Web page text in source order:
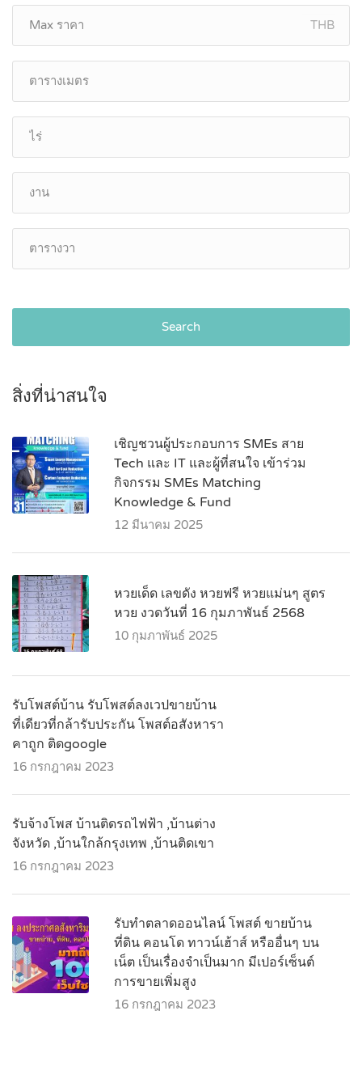
THB
Search
สิ่งที่น่าสนใจ
เชิญชวนผู้ประกอบการ SMEs สาย
Tech และ IT และผู้ที่สนใจ เข้าร่วม
กิจกรรม SMEs Matching
Knowledge & Fund
12 มีนาคม 2025
หวยเด็ด เลขดัง หวยฟรี หวยแม่นๆ สูตร
หวย งวดวันที่ 16 กุมภาพันธ์ 2568
10 กุมภาพันธ์ 2025
รับโพสต์บ้าน รับโพสต์ลงเวปขายบ้าน
ที่เดียวที่กล้ารับประกัน โพสต์อสังหารา
คาถูก ติดgoogle
16 กรกฎาคม 2023
รับจ้างโพส บ้านติดรถไฟฟ้า ,บ้านต่าง
จังหวัด ,บ้านใกล้กรุงเทพ ,บ้านติดเขา
16 กรกฎาคม 2023
รับทำตลาดออนไลน์ โพสต์ ขายบ้าน
ที่ดิน คอนโด ทาวน์เฮ้าส์ หรืออื่นๆ บน
เน็ต เป็นเรื่องจำเป็นมาก มีเปอร์เซ็นต์
การขายเพิ่มสูง
16 กรกฎาคม 2023